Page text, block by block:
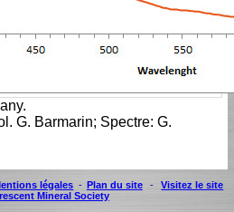
G. Barmarin; Spectre: G.
légales - Plan du site -
Visitez le site
Mineral Society